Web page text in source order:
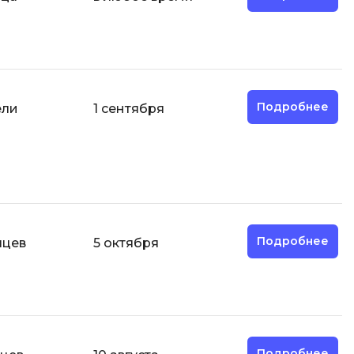
1 сентября Подробнее
5 октября Подробнее
безопасность
К
Микросервисная архитектура
Нагрузочное тестирование